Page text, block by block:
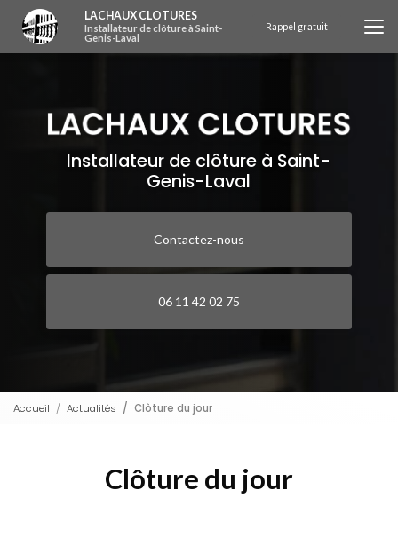
contenu
principal
LACHAUX CLOTURES
Installateur de clôture à Saint-
Genis-Laval
Rappel gratuit
Installateur de clôture à Saint-
Genis-Laval
Contactez-nous
06 11 42 02 75
Accueil Actualités Clôture du jour
Clôture du jour